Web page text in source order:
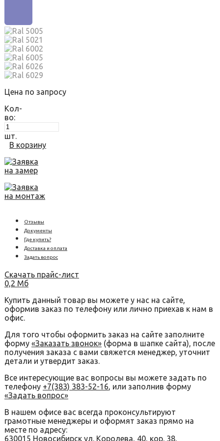
Цена по запросу
Кол-
во:
шт.
В корзину
Заявка
на замер
Заявка
на монтаж
Отзывы
Документы
Где купить?
Доставка и оплата
Задать вопрос
Скачать прайс-лист
0,2 Мб
Купить данный товар вы можете у нас на сайте,
оформив заказ по телефону или лично приехав к нам в
офис.
Для того чтобы оформить заказ на сайте заполните
форму «Заказать звонок» (форма в шапке сайта), после
получения заказа с вами свяжется менеджер, уточнит
детали и утвердит заказ.
Все интересующие вас вопросы вы можете задать по
телефону +7(383) 383-52-16, или заполнив форму
«Задать вопрос»
В нашем офисе вас всегда проконсультируют
грамотные менеджеры и оформят заказ прямо на
месте по адресу:
630015 Новосибирск ул. Королева, 40, кор. 38.